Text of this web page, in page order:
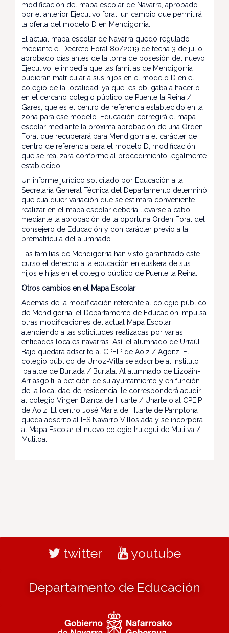
modificación del mapa escolar de Navarra, aprobado
por el anterior Ejecutivo foral, un cambio que permitirá
la oferta del modelo D en Mendigorria.
El actual mapa escolar de Navarra quedó regulado
mediante el Decreto Foral 80/2019 de fecha 3 de julio,
aprobado días antes de la toma de posesión del nuevo
Ejecutivo, e impedía que las familias de Mendigorria
pudieran matricular a sus hijos en el modelo D en el
colegio de la localidad, ya que les obligaba a hacerlo
en el cercano colegio público de Puente la Reina /
Gares, que es el centro de referencia establecido en la
zona para ese modelo. Educación corregirá el mapa
escolar mediante la próxima aprobación de una Orden
Foral que recuperará para Mendigorria el carácter de
centro de referencia para el modelo D, modificación
que se realizará conforme al procedimiento legalmente
establecido.
Un informe jurídico solicitado por Educación a la
Secretaría General Técnica del Departamento determinó
que cualquier variación que se estimara conveniente
realizar en el mapa escolar debería llevarse a cabo
mediante la aprobación de la oportuna Orden Foral del
consejero de Educación y con carácter previo a la
prematrícula del alumnado.
Las familias de Mendigorria han visto garantizado este
curso el derecho a la educación en euskera de sus
hijos e hijas en el colegio público de Puente la Reina.
Otros cambios en el Mapa Escolar
Además de la modificación referente al colegio público
de Mendigorria, el Departamento de Educación impulsa
otras modificaciones del actual Mapa Escolar
atendiendo a las solicitudes realizadas por varias
entidades locales navarras. Así, el alumnado de Urraúl
Bajo quedará adscrito al CPEIP de Aoiz / Agoitz. El
colegio público de Urroz-Villa se adscribe al instituto
Ibaialde de Burlada / Burlata. Al alumnado de Lizoáin-
Arriasgoiti, a petición de su ayuntamiento y en función
de la localidad de residencia, le corresponderá acudir
al colegio Virgen Blanca de Huarte / Uharte o al CPEIP
de Aoiz. El centro José María de Huarte de Pamplona
queda adscrito al IES Navarro Villoslada y se incorpora
al Mapa Escolar el nuevo colegio Irulegui de Mutilva /
Mutiloa.
twitter youtube
Departamento de Educación